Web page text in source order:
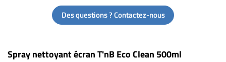
Des questions ? Contactez-nous
Spray nettoyant écran T'nB Eco Clean 500ml